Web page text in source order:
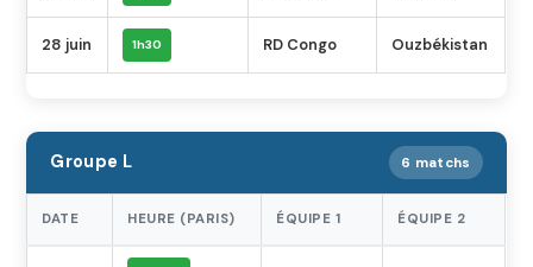
28 juin 1h30 RD Congo Ouzbékistan
Groupe L 6 matchs
DATE HEURE (PARIS) ÉQUIPE 1 ÉQUIPE 2